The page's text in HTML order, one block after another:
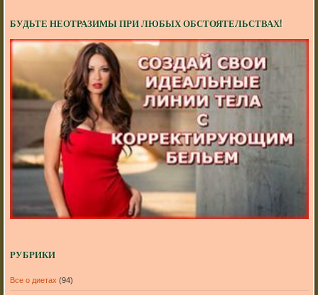
БУДЬТЕ НЕОТРАЗИМЫ ПРИ ЛЮБЫХ ОБСТОЯТЕЛЬСТВАХ!
РУБРИКИ
Все о диетах (94)